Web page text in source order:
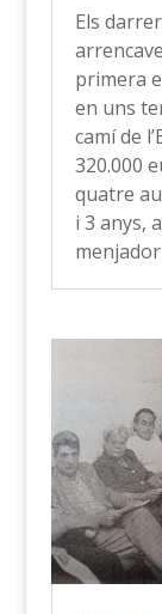
Els
primera
en uns
camí de
320.000
quatre
i 3 anys,